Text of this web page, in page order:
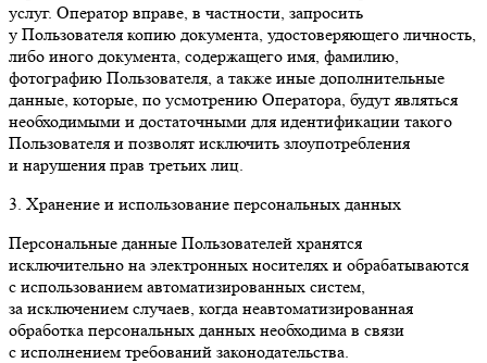
услуг. Оператор вправе, в частности, запросить
у Пользователя копию документа, удостоверяющего личность,
либо иного документа, содержащего имя, фамилию,
фотографию Пользователя, а также иные дополнительные
данные, которые, по усмотрению Оператора, будут являться
необходимыми и достаточными для идентификации такого
Пользователя и позволят исключить злоупотребления
и нарушения прав третьих лиц.
3. Хранение и использование персональных данных
Персональные данные Пользователей хранятся
исключительно на электронных носителях и обрабатываются
с использованием автоматизированных систем,
за исключением случаев, когда неавтоматизированная
обработка персональных данных необходима в связи
с исполнением требований законодательства.